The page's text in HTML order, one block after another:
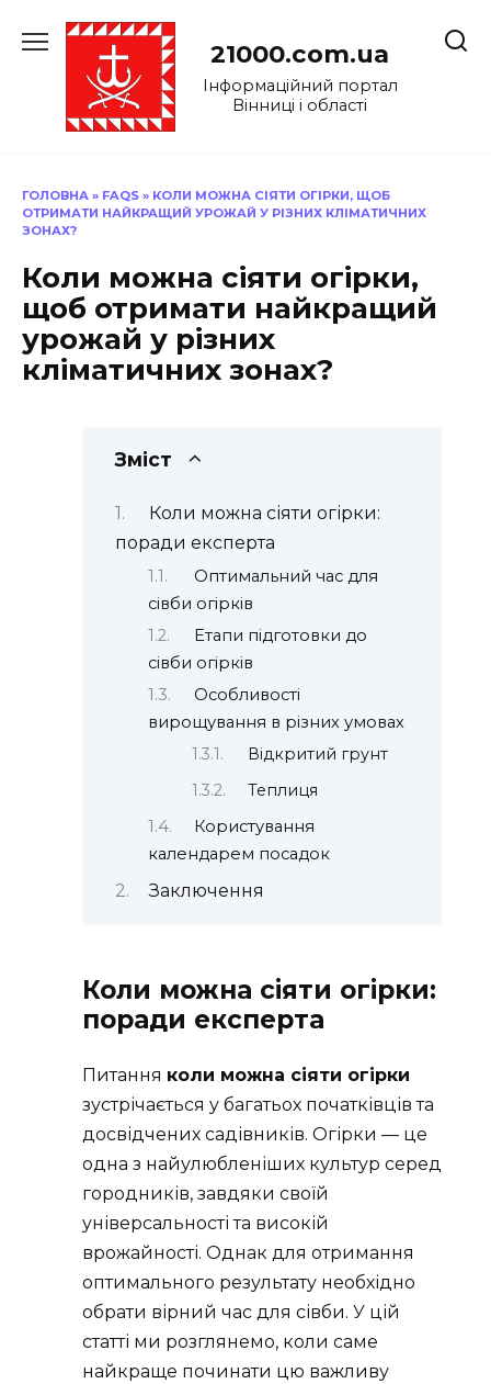
до
21000.com.ua
Інформаційний портал
Вінниці і області
ГОЛОВНА » FAQS » КОЛИ МОЖНА СІЯТИ ОГІРКИ, ЩОБ
ОТРИМАТИ НАЙКРАЩИЙ УРОЖАЙ У РІЗНИХ КЛІМАТИЧНИХ
ЗОНАХ?
Коли можна сіяти огірки,
щоб отримати найкращий
урожай у різних
кліматичних зонах?
Зміст
Коли можна сіяти огірки:
поради експерта
Оптимальний час для
сівби огірків
Етапи підготовки до
сівби огірків
Особливості
вирощування в різних умовах
Відкритий грунт
Теплиця
Користування
календарем посадок
Заключення
Коли можна сіяти огірки:
поради експерта
Питання коли можна сіяти огірки
зустрічається у багатьох початківців та
досвідчених садівників. Огірки — це
одна з найулюбленіших культур серед
городників, завдяки своїй
універсальності та високій
врожайності. Однак для отримання
оптимального результату необхідно
обрати вірний час для сівби. У цій
статті ми розглянемо, коли саме
найкраще починати цю важливу